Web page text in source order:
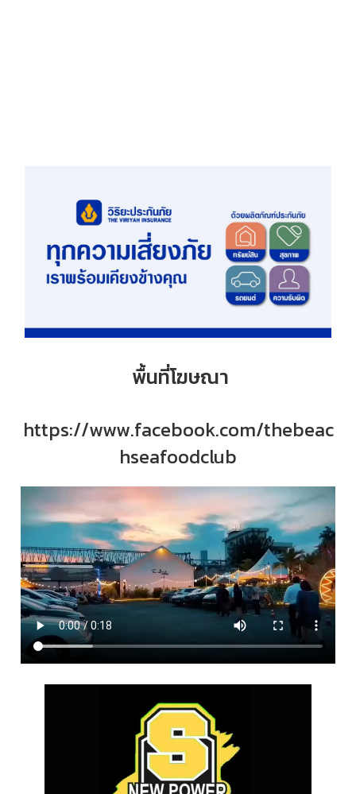
พื้นที่โฆษณา
https://www.facebook.com/thebeac
hseafoodclub